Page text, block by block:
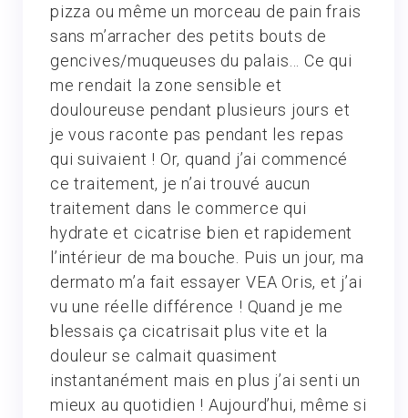
pizza ou même un morceau de pain frais
sans m’arracher des petits bouts de
gencives/muqueuses du palais… Ce qui
me rendait la zone sensible et
douloureuse pendant plusieurs jours et
je vous raconte pas pendant les repas
qui suivaient ! Or, quand j’ai commencé
ce traitement, je n’ai trouvé aucun
traitement dans le commerce qui
hydrate et cicatrise bien et rapidement
l’intérieur de ma bouche. Puis un jour, ma
dermato m’a fait essayer VEA Oris, et j’ai
vu une réelle différence ! Quand je me
blessais ça cicatrisait plus vite et la
douleur se calmait quasiment
instantanément mais en plus j’ai senti un
mieux au quotidien ! Aujourd’hui, même si